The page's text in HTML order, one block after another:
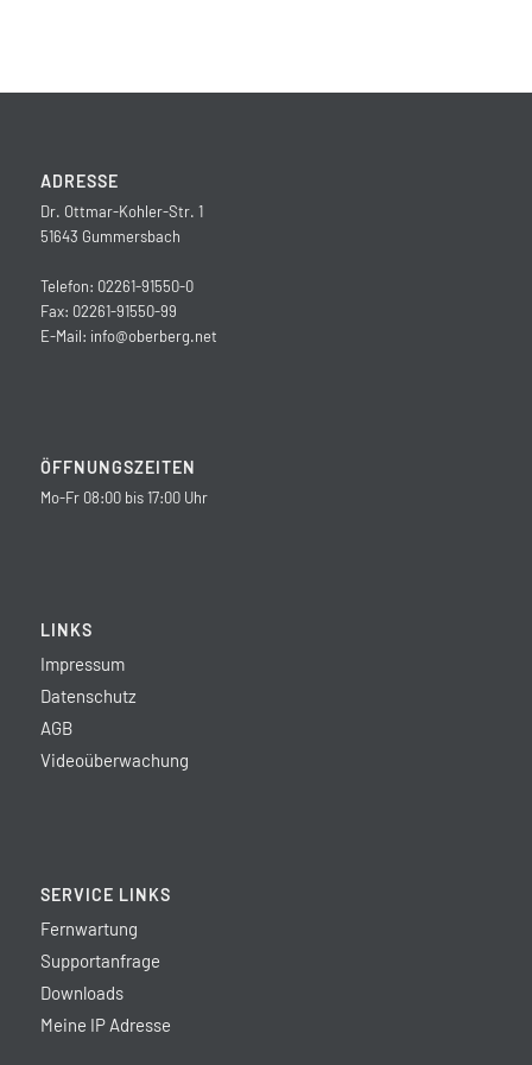
ADRESSE
Dr. Ottmar-Kohler-Str. 1
51643 Gummersbach
Telefon: 02261-91550-0
Fax: 02261-91550-99
E-Mail: info@oberberg.net
ÖFFNUNGSZEITEN
Mo-Fr 08:00 bis 17:00 Uhr
LINKS
Impressum
Datenschutz
AGB
Videoüberwachung
SERVICE LINKS
Fernwartung
Supportanfrage
Downloads
Meine IP Adresse